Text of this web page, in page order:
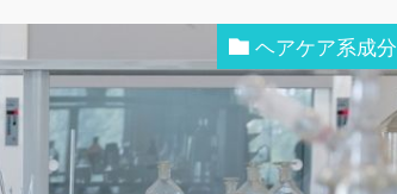
ヘアケア系成分